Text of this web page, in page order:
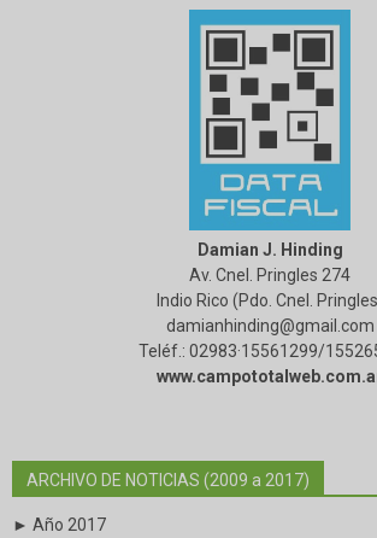
Damian J. Hinding
Av. Cnel. Pringles 274
Indio Rico (Pdo. Cnel.
damianhinding@gmail.com
Teléf.: 02983·15561299/
ARCHIVO DE NOTICIAS (2009 a 2017)
► Año 2017